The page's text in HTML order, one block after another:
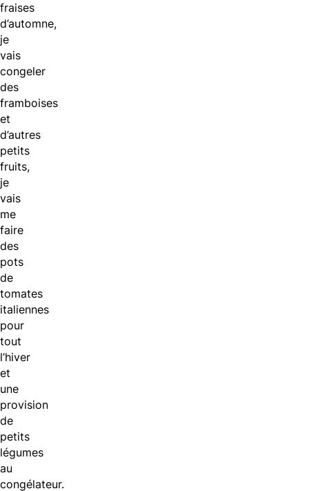
fraises
d’automne,
je
vais
congeler
des
framboises
et
d’autres
petits
fruits,
je
vais
me
faire
des
pots
de
tomates
italiennes
pour
tout
l’hiver
et
une
provision
de
petits
légumes
au
congélateur.